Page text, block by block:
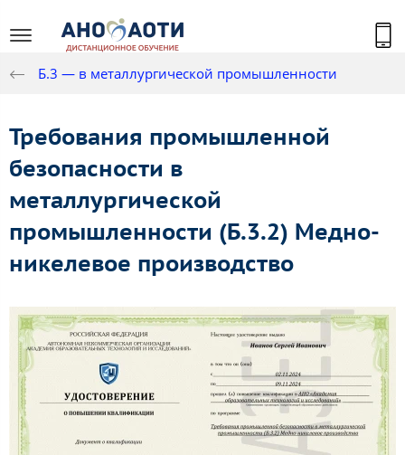
Б.3 — в металлургической промышленности
Требования промышленной
безопасности в
металлургической
промышленности (Б.3.2) Медно-
никелевое производство